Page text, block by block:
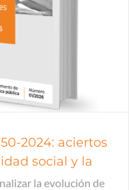
2024: aciertos
social y la
la evolución de